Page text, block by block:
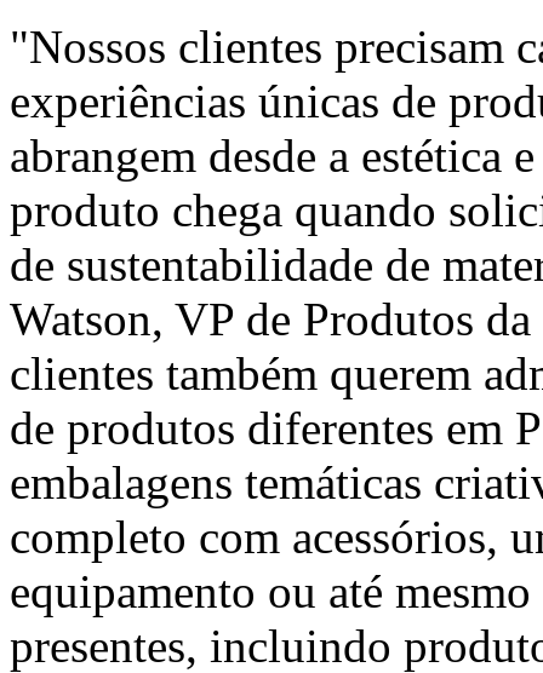
"Nossos clientes precisam
experiências únicas de
abrangem desde a estética
produto chega quando
de sustentabilidade de
Watson, VP de Produtos
clientes também querem
de produtos diferentes em
embalagens temáticas
completo com acessórios,
equipamento ou até
presentes, incluindo